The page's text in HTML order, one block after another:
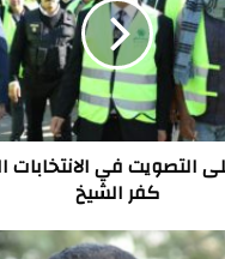
التصويت في الانتخابات
كفر الشيخ